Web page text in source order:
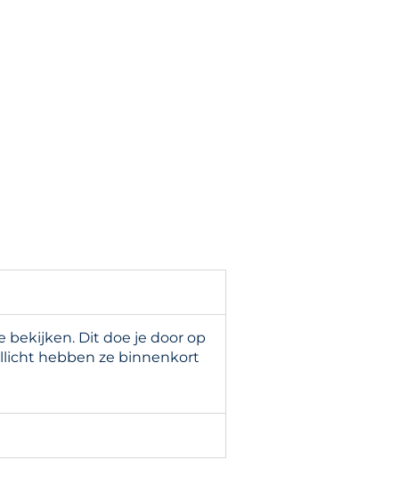
bekijken. Dit doe je door op
hebben ze binnenkort